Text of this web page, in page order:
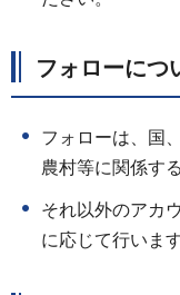
フォローにつ
フォローは、国
農村等に関係す
それ以外のアカ
に応じて行います